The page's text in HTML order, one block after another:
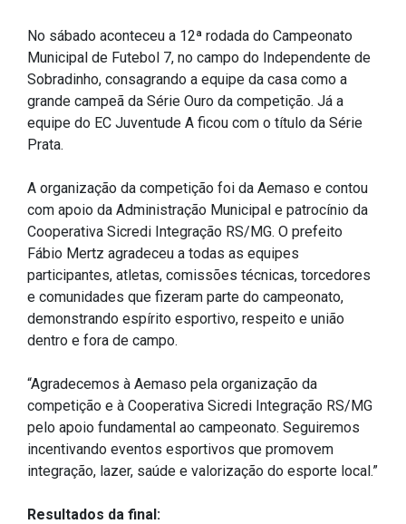
Serviços
IPTU 2026
Nota Fiscal Eletrônica
Ouvidoria
Portal do Servidor
Publicações
Diário Oficial (Novo)
Diário Oficial (Até 30/04)
Recursos Humanos
Processo Seletivo
Seletivo Simplificado
Concursos
No sábado aconteceu a 12ª rodada do Campeonato
Municipal de Futebol 7, no campo do Independente de
Sobradinho, consagrando a equipe da casa como a
grande campeã da Série Ouro da competição. Já a
equipe do EC Juventude A ficou com o título da Série
Prata.
A organização da competição foi da Aemaso e contou
com apoio da Administração Municipal e patrocínio da
Cooperativa Sicredi Integração RS/MG. O prefeito
Fábio Mertz agradeceu a todas as equipes
participantes, atletas, comissões técnicas, torcedores
e comunidades que fizeram parte do campeonato,
demonstrando espírito esportivo, respeito e união
dentro e fora de campo.
“Agradecemos à Aemaso pela organização da
competição e à Cooperativa Sicredi Integração RS/MG
pelo apoio fundamental ao campeonato. Seguiremos
incentivando eventos esportivos que promovem
integração, lazer, saúde e valorização do esporte local.”
Resultados da final: